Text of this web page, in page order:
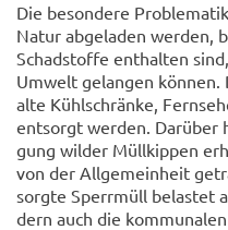
Die be­son­de­re
Natur ab­ge­la­den wer­den,
Schad­stof­fe ent­hal­ten
Um­welt ge­lan­gen kön­nen.
alte Kühl­schrän­ke,
ent­sorgt wer­den. Dar­über
gung wil­der Müll­kip­pen
von der All­ge­mein­heit
sorg­te Sperr­müll be­las­tet
dern auch die